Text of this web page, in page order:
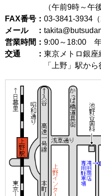
（午前9時～午
FAX番号： 03-3841-3934（
メール ：
営業時間： 9:00～18:00
交通 ： 東京メトロ銀座
「上野」駅か